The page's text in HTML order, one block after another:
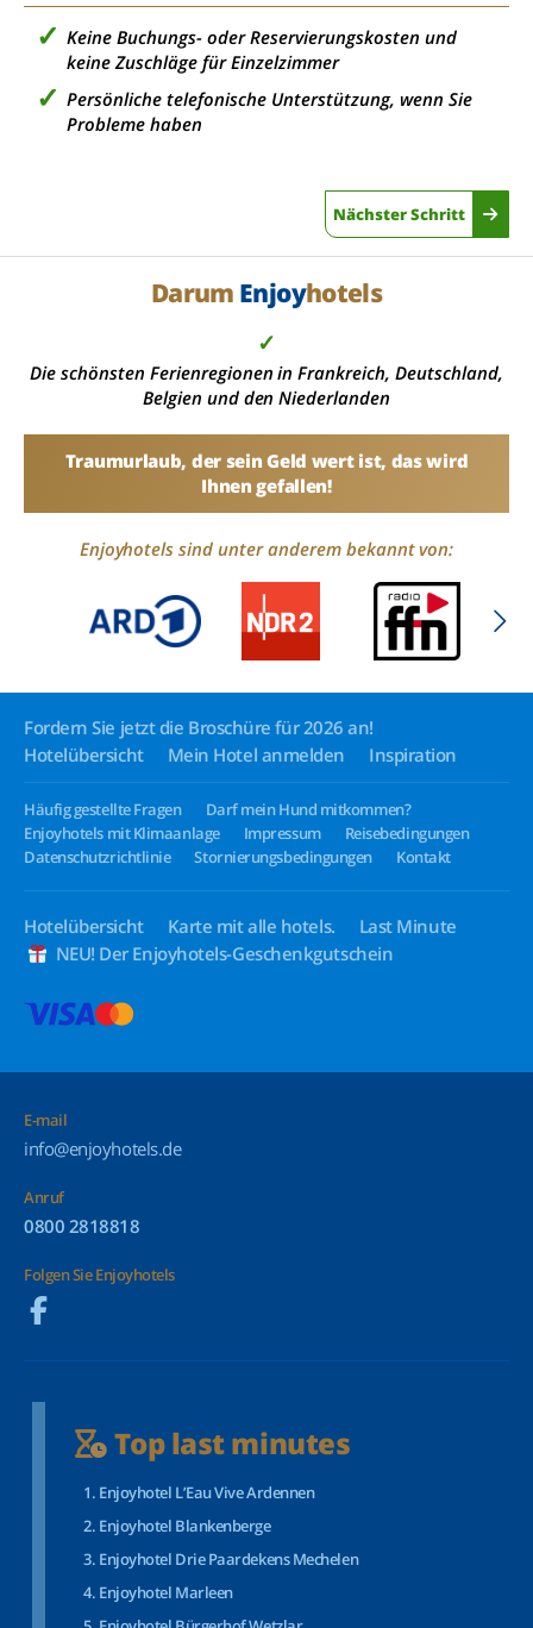
Keine Buchungs- oder Reservierungskosten und
keine Zuschläge für Einzelzimmer
Persönliche telefonische Unterstützung, wenn Sie
Probleme haben
Nächster Schritt
Darum Enjoyhotels
✓
Die schönsten Ferienregionen in Frankreich, Deutschland,
Belgien und den Niederlanden
Traumurlaub, der sein Geld wert ist, das wird
Ihnen gefallen!
Enjoyhotels sind unter anderem bekannt von:
Fordern Sie jetzt die Broschüre für 2026 an!
Hotelübersicht
Mein Hotel anmelden Inspiration
Häufig gestellte Fragen
Darf mein Hund mitkommen?
Enjoyhotels mit Klimaanlage
Impressum
Reisebedingungen
Datenschutzrichtlinie
Stornierungsbedingungen Kontakt
Hotelübersicht Karte mit alle hotels.
Last Minute
NEU! Der Enjoyhotels-Geschenkgutschein
E-mail
info@enjoyhotels.de
Anruf
0800 2818818
Folgen Sie Enjoyhotels
Top last minutes
Enjoyhotel L’Eau Vive Ardennen
Enjoyhotel Blankenberge
Enjoyhotel Drie Paardekens Mechelen
Enjoyhotel Marleen